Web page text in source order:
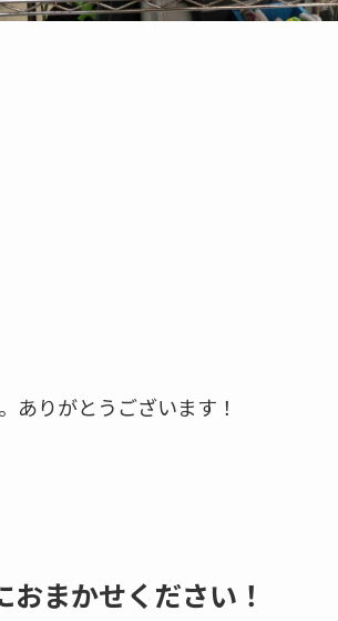
ありがとうございます！
まかせください！